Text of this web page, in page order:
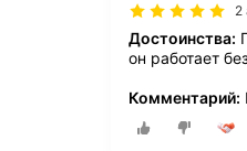
2
Достоинства:
он работает
Комментарий: